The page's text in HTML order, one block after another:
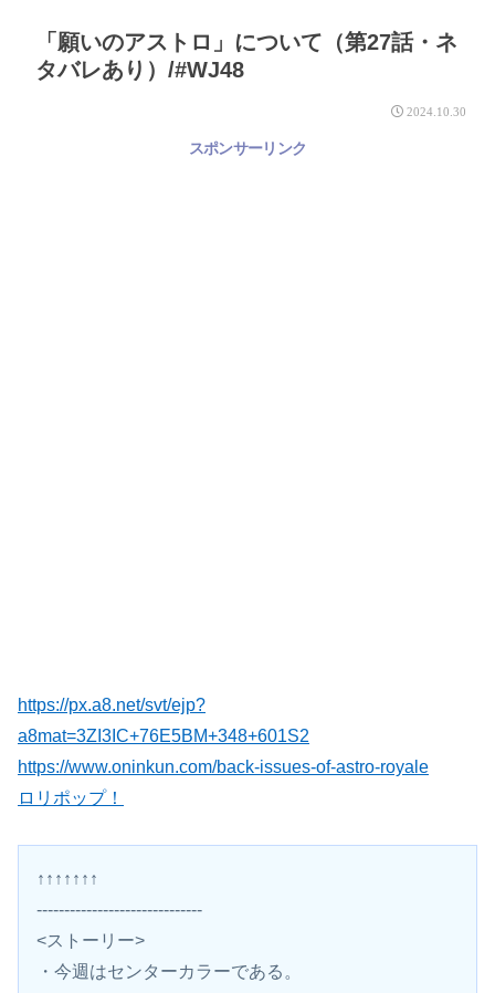
「願いのアストロ」について（第27話・ネ
タバレあり）/#WJ48
2024.10.30
スポンサーリンク
https://px.a8.net/svt/ejp?
a8mat=3ZI3IC+76E5BM+348+601S2
https://www.oninkun.com/back-issues-of-astro-royale
ロリポップ！
↑↑↑↑↑↑↑
------------------------------
<ストーリー>
・今週はセンターカラーである。